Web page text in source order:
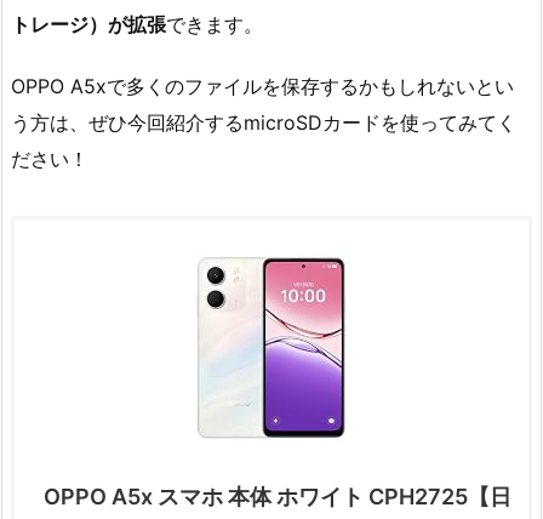
トレージ）が拡張できます。
OPPO A5xで多くのファイルを保存するかもしれないとい
う方は、ぜひ今回紹介するmicroSDカードを使ってみてく
ださい！
OPPO A5x スマホ 本体 ホワイト CPH2725【日